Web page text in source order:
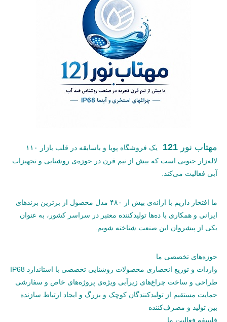
مهتاب نور121
یک فروشگاه پویا و باسابقه در قلب بازار ۱۱۰
لاله‌زار جنوبی است که بیش از نیم قرن در حوزه‌ی روشنایی و تجهیزات
آبی فعالیت می‌کند.
ما افتخار داریم با ارائه‌ی بیش از ۴۸۰ مدل محصول از برترین برندهای
ایرانی و همکاری با ده‌ها تولیدکننده معتبر در سراسر کشور، به عنوان
یکی از پیشروان این صنعت شناخته شویم.
حوزه‌های تخصصی ما
واردات و توزیع انحصاری محصولات روشنایی تخصصی با استاندارد IP68
طراحی و ساخت چراغ‌های زیرآبی ویژه‌ی پروژه‌های خاص و سفارشی
حمایت مستقیم از تولیدکنندگان کوچک و بزرگ و ایجاد ارتباط سازنده
بین تولید و مصرف‌کننده
فلسفه فعالیت ما